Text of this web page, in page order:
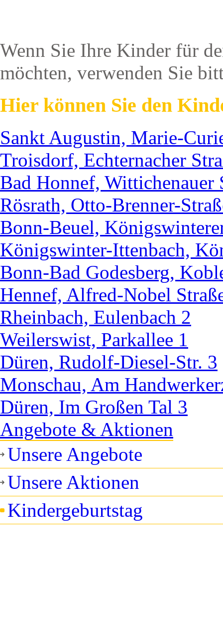
Wenn Sie Ihre Kinder für
möchten, verwenden Sie
Hier können Sie den
Sankt Augustin, Marie-
Troisdorf, Echternacher
Bad Honnef, Wittichenauer
Rösrath, Otto-Brenner-
Bonn-Beuel,
Königswinter-Ittenbach,
Bonn-Bad Godesberg,
Hennef, Alfred-Nobel
Rheinbach, Eulenbach 2
Weilerswist, Parkallee 1
Düren, Rudolf-Diesel-Str. 3
Monschau, Am
Düren, Im Großen Tal 3
Angebote & Aktionen
Unsere Angebote
Unsere Aktionen
Kindergeburtstag